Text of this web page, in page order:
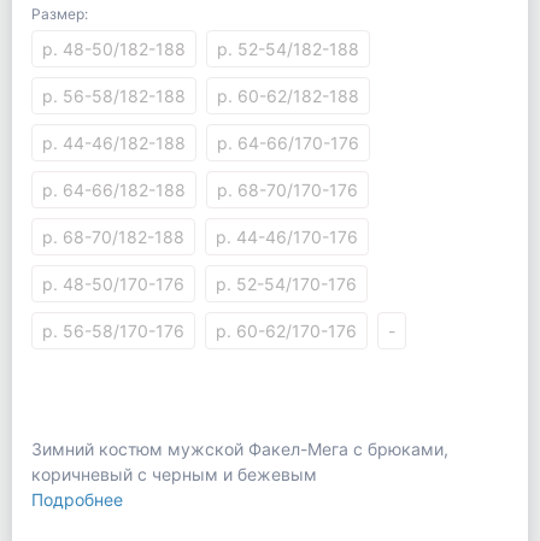
Размер:
р. 48-50/182-188 р. 52-54/182-188
р. 56-58/182-188 р. 60-62/182-188
р. 44-46/182-188 р. 64-66/170-176
р. 64-66/182-188 р. 68-70/170-176
р. 68-70/182-188 р. 44-46/170-176
р. 48-50/170-176 р. 52-54/170-176
р. 56-58/170-176 р. 60-62/170-176 -
Зимний костюм мужской Факел-Мега с брюками,
коричневый с черным и бежевым
Подробнее